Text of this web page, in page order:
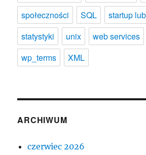
społeczności
SQL
startup
statystyki
unix web services
wp_terms
XML
ARCHIWUM
czerwiec 2026